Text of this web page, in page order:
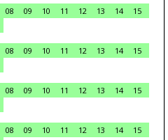
08 09 10 11 12 13 14
15
08 09 10 11 12 13 14
15
08 09 10 11 12 13 14
15
08 09 10 11 12 13 14
15